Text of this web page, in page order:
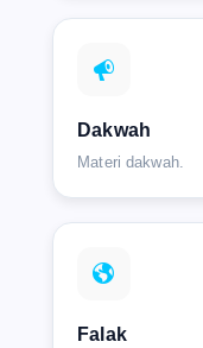
Dakwah
Materi dakwah.
Falak